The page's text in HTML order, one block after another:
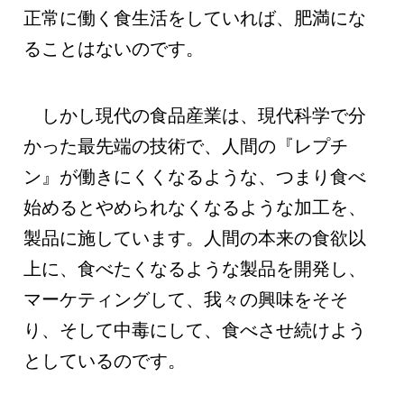
正常に働く食生活をしていれば、肥満にな
ることはないのです。
しかし現代の食品産業は、現代科学で分
かった最先端の技術で、人間の『レプチ
ン』が働きにくくなるような、つまり食べ
始めるとやめられなくなるような加工を、
製品に施しています。人間の本来の食欲以
上に、食べたくなるような製品を開発し、
マーケティングして、我々の興味をそそ
り、そして中毒にして、食べさせ続けよう
としているのです。